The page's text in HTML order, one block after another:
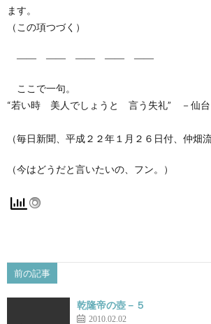
ます。
（この項つづく）
―― ―― ―― ―― ――
ここで一句。
“若い時 美人でしょうと 言う失礼” －仙台
（毎日新聞、平成２２年１月２６日付、仲畑
（今はどうだと言いたいの、フン。）
前の記事
乾隆帝の壺－５
2010.02.02